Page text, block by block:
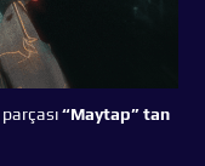
parçası“Maytap” tan